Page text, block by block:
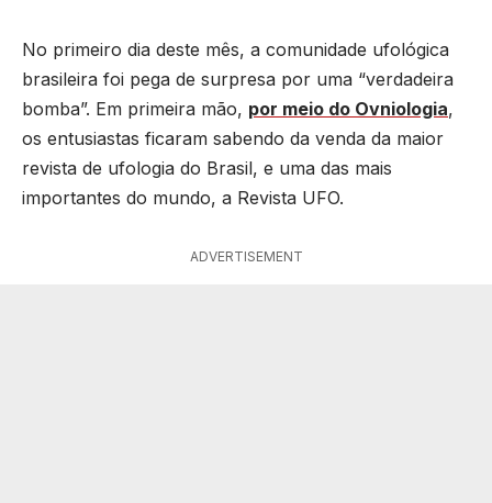
No primeiro dia deste mês, a comunidade ufológica
brasileira foi pega de surpresa por uma “verdadeira
bomba”. Em primeira mão, por meio do Ovniologia,
os entusiastas ficaram sabendo da venda da maior
revista de ufologia do Brasil, e uma das mais
importantes do mundo, a Revista UFO.
ADVERTISEMENT